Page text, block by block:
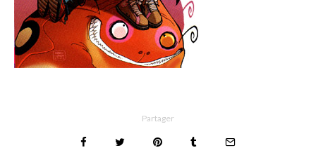
Partager